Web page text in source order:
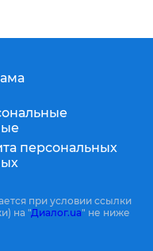
персональных
при условии ссылки
на "Диалог.ua" не ниже